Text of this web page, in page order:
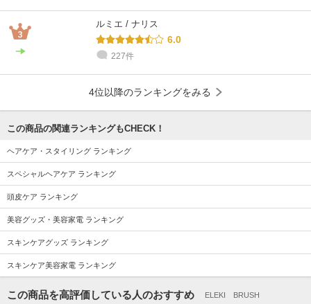
ルミエ / ナリス
6.0
227件
4位以降のランキングをみる
この商品の関連ランキングもCHECK！
ヘアケア・スタイリング ランキング
スペシャルヘアケア ランキング
頭皮ケア ランキング
美容グッズ・美容家電 ランキング
スキンケアグッズ ランキング
スキンケア美容家電 ランキング
この商品を高評価している人のおすすめ ELEKI BRUSH